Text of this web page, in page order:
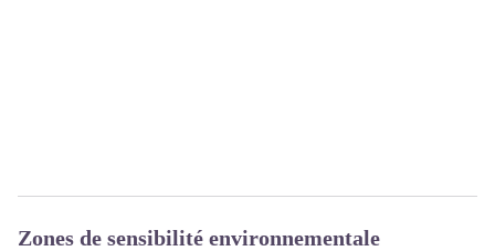
Zones de sensibilité environnementale